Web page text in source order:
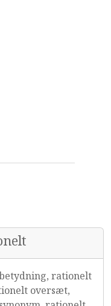
rationelt
oversæt,